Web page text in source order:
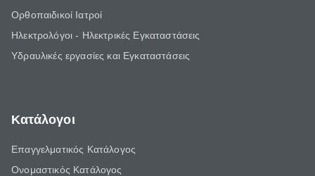
Ορθοπαιδικοί Ιατροί
Ηλεκτρολόγοι - Ηλεκτρικές Εγκαταστάσεις
Υδραυλικές εργασίες και Εγκαταστάσεις
Κατάλογοι
Επαγγελματικός Κατάλογος
Ονομαστικός Κατάλογος